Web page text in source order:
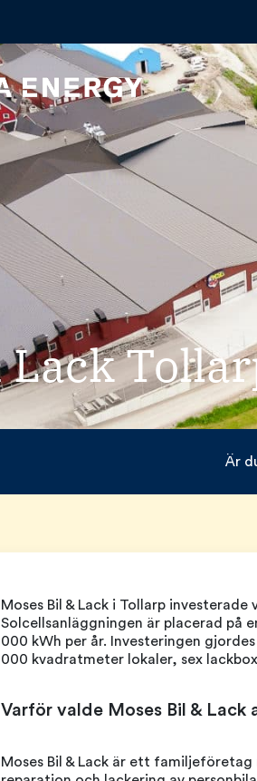
Lack
Är
Moses Bil & Lack i Tollarp investerade
Solcellsanläggningen är placerad på
000 kWh per år. Investeringen
000 kvadratmeter lokaler, sex
Varför valde Moses Bil & Lack
Moses Bil & Lack är ett